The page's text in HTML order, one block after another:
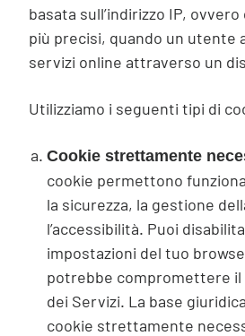
basata sull’indirizzo IP,
più precisi, quando un utente
servizi online attraverso un
Utilizziamo i seguenti tipi di
Cookie strettamente
cookie permettono
la sicurezza, la gestione
l’accessibilità. Puoi
impostazioni del tuo
potrebbe compromettere il
dei Servizi. La base
cookie strettamente